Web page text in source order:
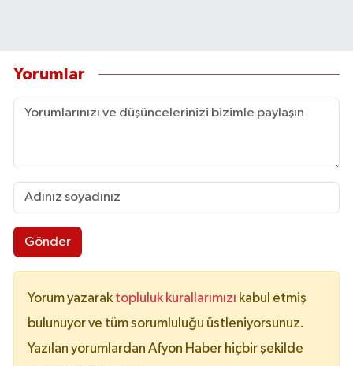
Yorumlar
Gönder
Yorum yazaraktopluluk kurallarımızı kabul etmiş
bulunuyor ve tüm sorumluluğu üstleniyorsunuz.
Yazılan yorumlardan Afyon Haber hiçbir şekilde